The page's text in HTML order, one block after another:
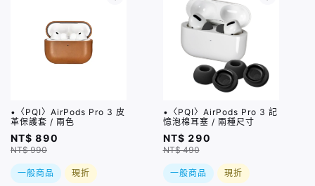
•〈PQI〉AirPods Pro 3 皮
革保護套 / 兩色
NT$ 890
NT$ 990
一般商品 現折
•〈PQI〉AirPods Pro 3 記
憶泡棉耳塞 / 兩種尺寸
NT$ 290
NT$ 490
一般商品 現折